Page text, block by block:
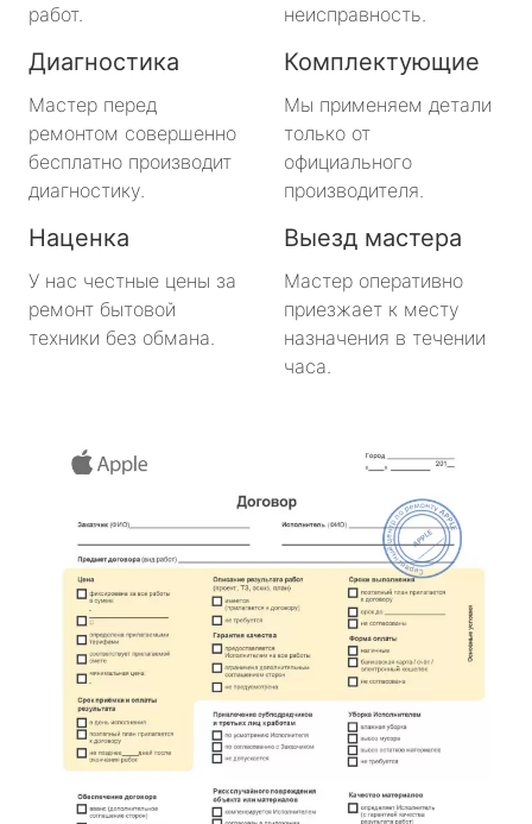
работ.
неисправность.
Диагностика
Мастер перед
ремонтом совершенно
бесплатно производит
диагностику.
Комплектующие
Мы применяем детали
только от
официального
производителя.
Наценка
У нас честные цены за
ремонт бытовой
техники без обмана.
Выезд мастера
Мастер оперативно
приезжает к месту
назначения в течении
часа.